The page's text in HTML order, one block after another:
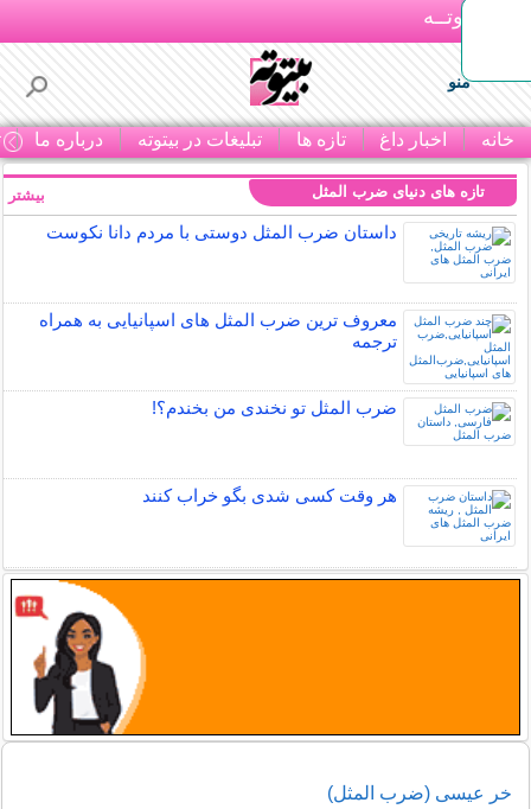
بـیتوتــه
منو
خانه اخبار داغ تازه ها تبلیغات در بیتوته درباره ما
تازه های دنیای ضرب المثل
داستان ضرب المثل دوستی با مردم دانا نكوست
معروف ترین ضرب المثل های اسپانیایی به همراه
ترجمه
ضرب المثل تو نخندی من بخندم؟!
هر وقت کسی شدی بگو خراب کنند
بیشتر
خر عیسی (ضرب المثل)